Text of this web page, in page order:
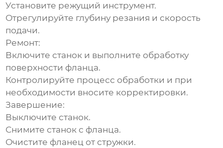
Установите режущий инструмент.
Отрегулируйте глубину резания и скорость
подачи.
Ремонт:
Включите станок и выполните обработку
поверхности фланца.
Контролируйте процесс обработки и при
необходимости вносите корректировки.
Завершение:
Выключите станок.
Снимите станок с фланца.
Очистите фланец от стружки.